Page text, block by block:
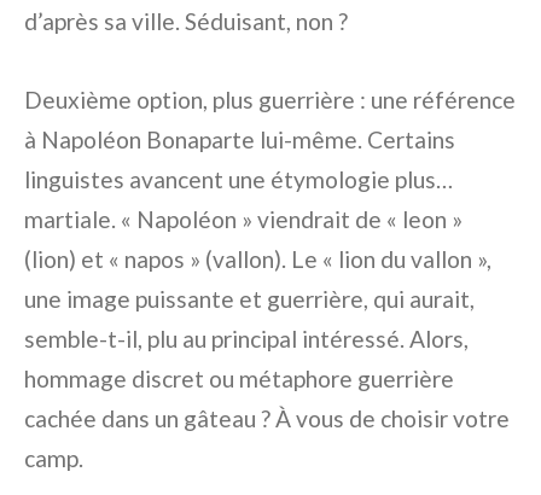
d’après sa ville. Séduisant, non ?
Deuxième option, plus guerrière : une référence
à Napoléon Bonaparte lui-même. Certains
linguistes avancent une étymologie plus…
martiale. « Napoléon » viendrait de « leon »
(lion) et « napos » (vallon). Le « lion du vallon »,
une image puissante et guerrière, qui aurait,
semble-t-il, plu au principal intéressé. Alors,
hommage discret ou métaphore guerrière
cachée dans un gâteau ? À vous de choisir votre
camp.